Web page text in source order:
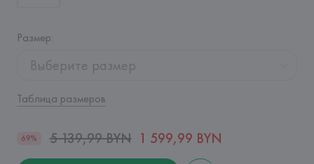
Размер:
Выберите размер
Таблица размеров
69% 5 139,99 BYN 1 599,99 BYN